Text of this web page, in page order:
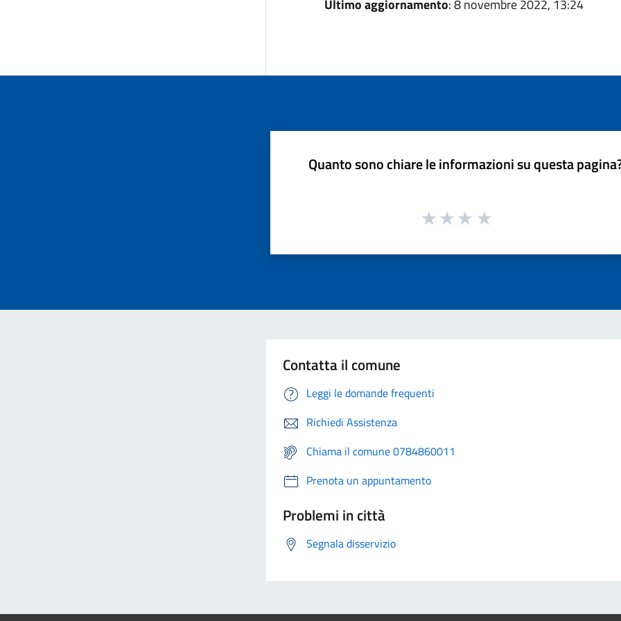
Ultimo aggiornamento: 8 novembre 2022, 13:24
Quanto sono chiare le informazioni su questa
Contatta il comune
Leggi le domande frequenti
Richiedi Assistenza
Chiama il comune 0784860011
Prenota un appuntamento
Problemi in città
Segnala disservizio